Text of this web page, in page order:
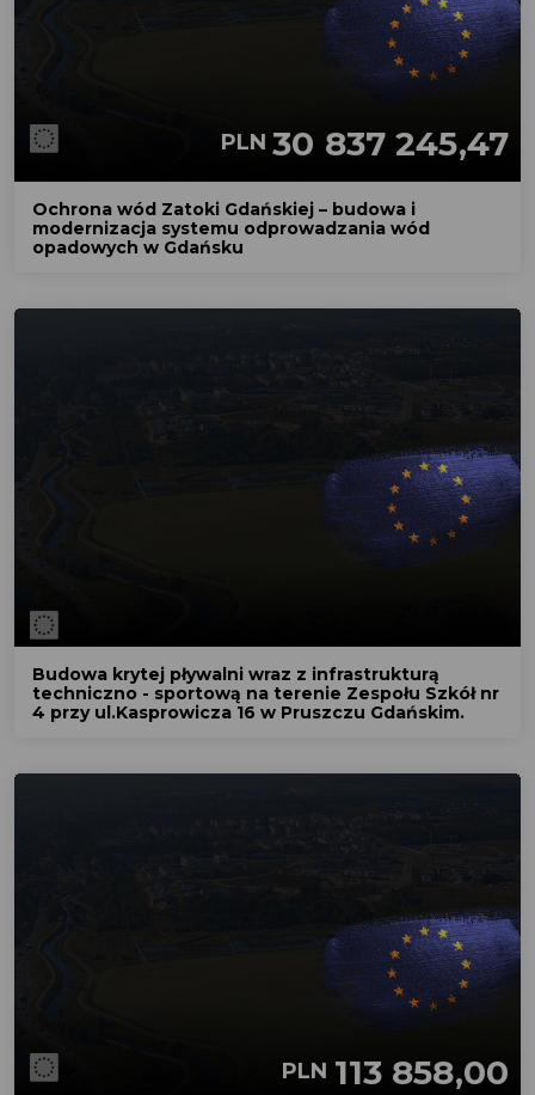
PLN 30 837 245,47
Ochrona wód Zatoki Gdańskiej – budowa i
modernizacja systemu odprowadzania wód
opadowych w Gdańsku
Budowa krytej pływalni wraz z infrastrukturą
techniczno - sportową na terenie Zespołu Szkół nr
4 przy ul.Kasprowicza 16 w Pruszczu Gdańskim.
PLN 113 858,00